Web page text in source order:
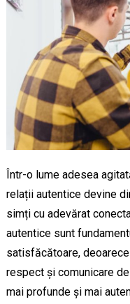
Într-o lume adesea
relații autentice devine
simți cu adevărat
autentice sunt
satisfăcătoare,
respect și comunicare
mai profunde și mai